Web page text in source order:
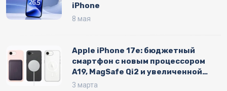
iPhone
8 мая
Apple iPhone 17e: бюджетный
смартфон с новым процессором
A19, MagSafe Qi2 и увеличенной
памятью
3 марта